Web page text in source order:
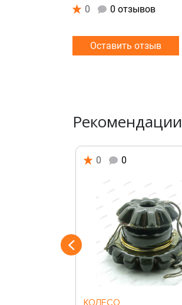
0 0 отзывов
Оставить отзыв
Рекомендации
0 0
КОЛЕСО